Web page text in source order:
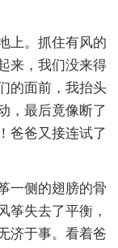
上。抓住有风的
来，我们没来得
的面前，我抬头
，最后竟像断了
爸爸又接连试了
一侧的翅膀的骨
筝失去了平衡，
济于事。看着爸